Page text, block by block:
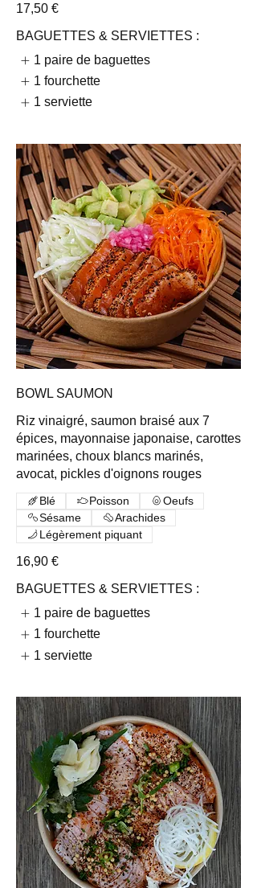
17,50 €
BAGUETTES & SERVIETTES :
1 paire de baguettes
1 fourchette
1 serviette
BOWL SAUMON
Riz vinaigré, saumon braisé aux 7
épices, mayonnaise japonaise, carottes
marinées, choux blancs marinés,
avocat, pickles d'oignons rouges
16,90 €
Blé Poisson
Oeufs
Sésame
Arachides
Légèrement piquant
BAGUETTES & SERVIETTES :
1 paire de baguettes
1 fourchette
1 serviette